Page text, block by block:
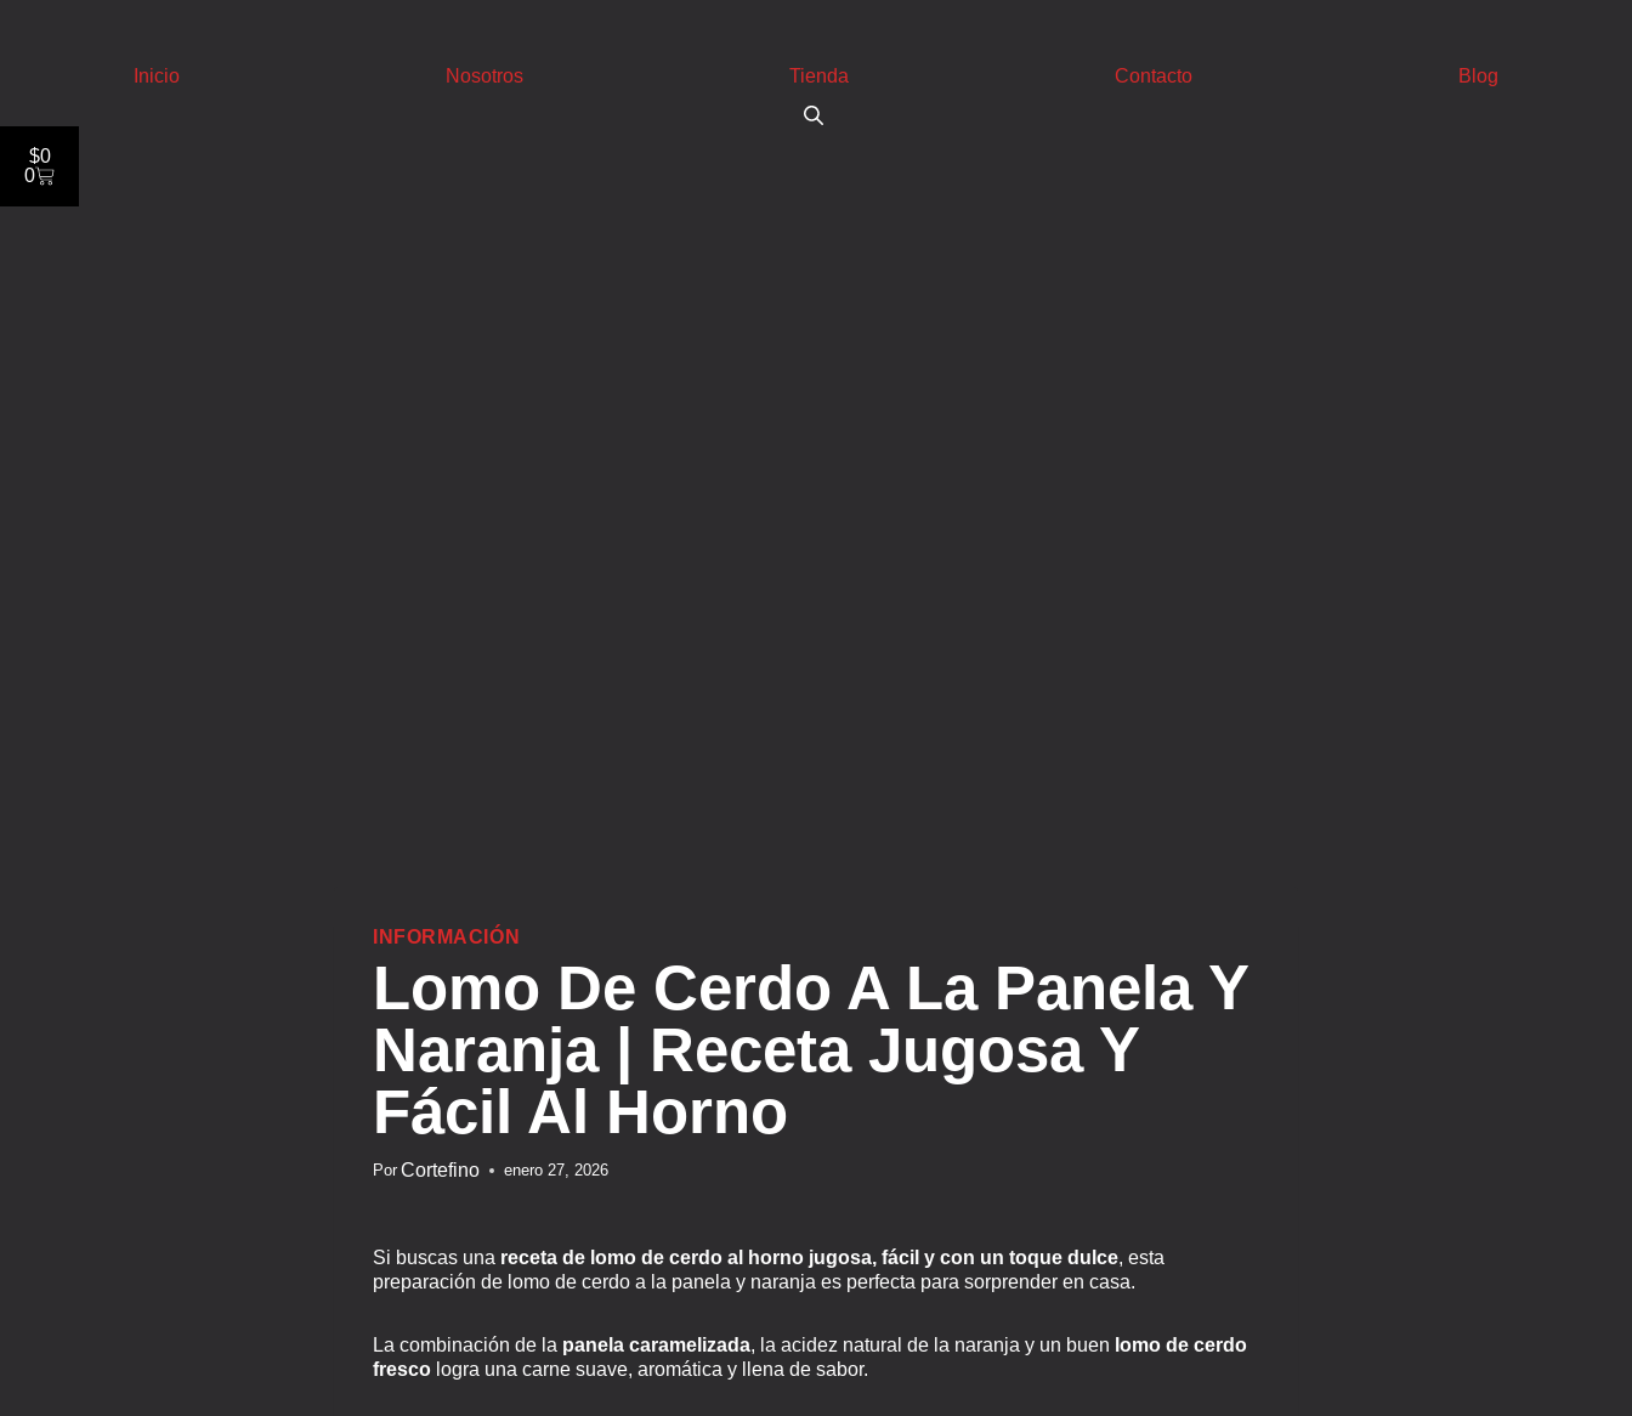
Inicio Nosotros Tienda Contacto Blog
$0
0
INFORMACIÓN
Lomo De Cerdo A La Panela Y
Naranja | Receta Jugosa Y
Fácil Al Horno
Por Cortefino enero 27, 2026
Si buscas una receta de lomo de cerdo al horno jugosa, fácil y con un toque dulce, esta
preparación de lomo de cerdo a la panela y naranja es perfecta para sorprender en casa.
La combinación de la panela caramelizada, la acidez natural de la naranja y un buen lomo de cerdo
fresco logra una carne suave, aromática y llena de sabor.